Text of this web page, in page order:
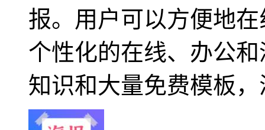
报。用户可以方便地
个性化的在线、办公
知识和大量免费模板